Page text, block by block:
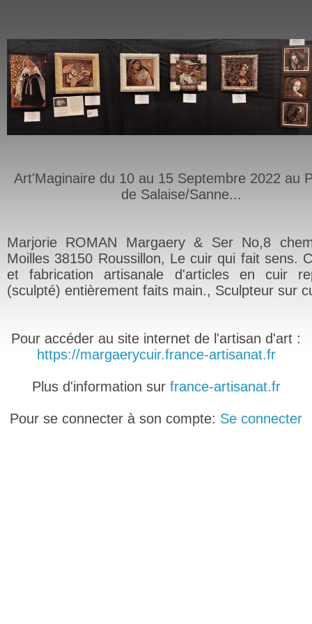
Art'Maginaire du 10 au 15 Septembre 2022 au
de Salaise/Sanne...
Marjorie ROMAN Margaery & Ser No,8
Moilles 38150 Roussillon, Le cuir qui fait sens.
et fabrication artisanale d'articles en cuir
(sculpté) entièrement faits main., Sculpteur sur
Pour accéder au site internet de l'artisan d'art :
https://margaerycuir.france-artisanat.fr
Plus d'information sur france-artisanat.fr
Pour se connecter à son compte: Se connecter